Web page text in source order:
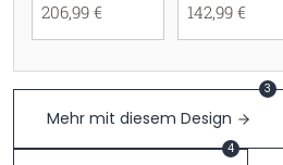
206,99 € 142,99 €
Mehr mit diesem Design
3
4